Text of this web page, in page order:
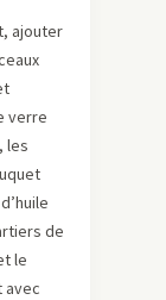
ajouter
verre
les
de
le
avec